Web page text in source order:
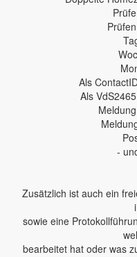
Als
Als
-
Zusätzlich ist auch ein
sowie eine
bearbeitet hat oder was